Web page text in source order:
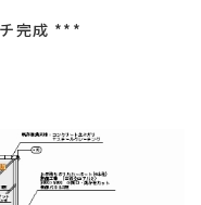
完成 ***